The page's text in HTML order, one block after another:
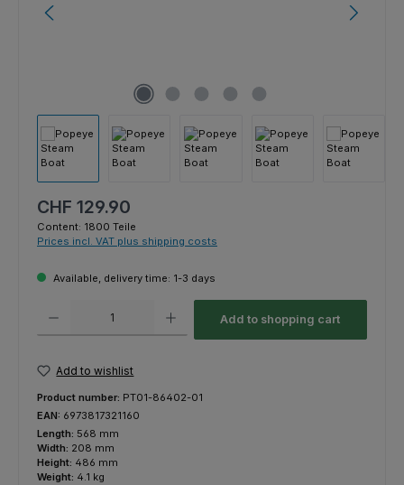
Regular price:
CHF 129.90
Content: 1800 Teile
Prices incl. VAT plus shipping costs
Available, delivery time: 1-3 days
Add to shopping cart
Add to wishlist
Product number: PT01-86402-01
EAN: 6973817321160
Length: 568 mm
Width: 208 mm
Height: 486 mm
Weight: 4.1 kg